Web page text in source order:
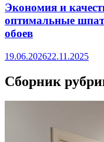
Экономия и
оптимальные
обоев
19.06.202622.11.2025
Сборник